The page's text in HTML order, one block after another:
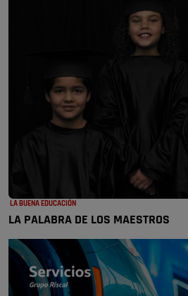
LA BUENA EDUCACIÓN
LA PALABRA DE LOS MAESTROS